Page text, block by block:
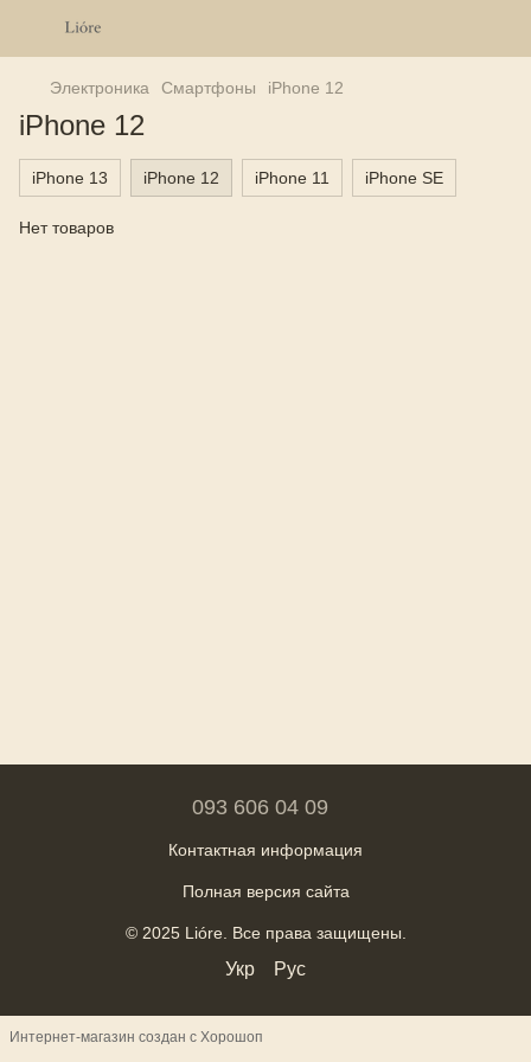
Электроника Смартфоны iPhone 12
iPhone 12
iPhone 13 iPhone 12 iPhone 11 iPhone SE
Нет товаров
093 606 04 09
Контактная информация
Полная версия сайта
© 2025 Lióre. Все права защищены.
Укр Рус
Интернет-магазин создан с Хорошоп